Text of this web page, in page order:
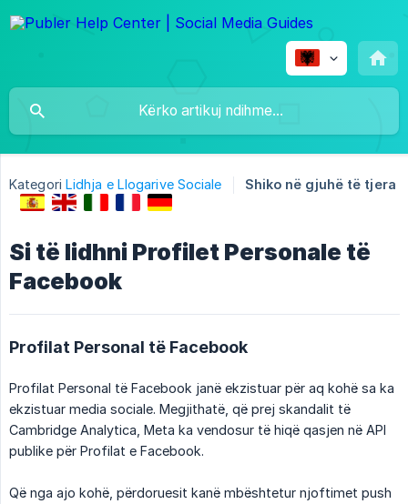
Kategori Lidhja e Llogarive Sociale Shiko në gjuhë të tjera
Si të lidhni Profilet Personale të
Facebook
Profilat Personal të Facebook
Profilat Personal të Facebook janë ekzistuar për aq kohë sa ka
ekzistuar media sociale. Megjithatë, që prej skandalit të
Cambridge Analytica, Meta ka vendosur të hiqë qasjen në API
publike për Profilat e Facebook.
Që nga ajo kohë, përdoruesit kanë mbështetur njoftimet push